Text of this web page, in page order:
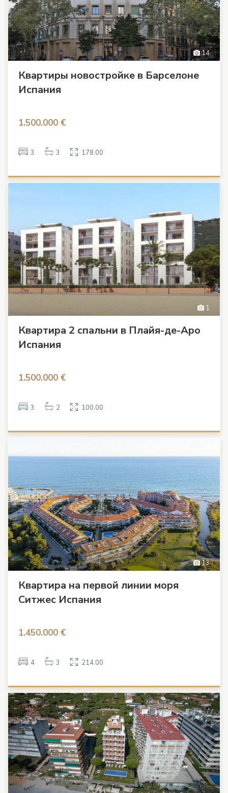
14
Квартиры новостройке в Барселоне
Испания
1.500.000 €
3 3 178.00
1
Квартира 2 спальни в Плайя-де-Аро
Испания
1.500.000 €
3 2 100.00
13
Квартира на первой линии моря
Ситжес Испания
1.450.000 €
4 3 214.00